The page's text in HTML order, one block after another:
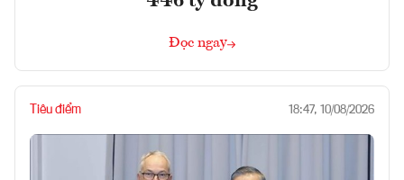
Đọc ngay
Tiêu điểm 18:47, 10/08/2026